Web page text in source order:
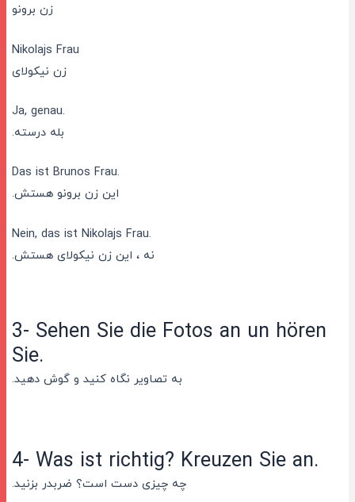
زن برونو
Nikolajs Frau
زن نیکولای
Ja, genau.
بله درسته.
Das ist Brunos Frau.
این زن برونو هستش.
Nein, das ist Nikolajs Frau.
نه ، این زن نیکولای هستش.
3- Sehen Sie die Fotos an un hören
Sie.
به تصاویر نگاه کنید و گوش دهید.
4- Was ist richtig? Kreuzen Sie an.
چه چیزی دست است؟ ضربدر بزنید.